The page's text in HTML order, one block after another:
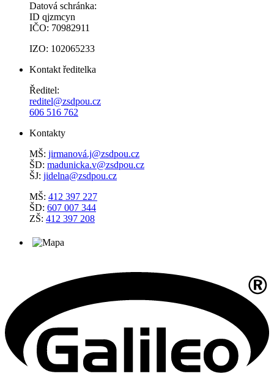
Datová schránka:
ID qjzmcyn
IČO: 70982911
IZO: 102065233
Kontakt ředitelka
Ředitel:
reditel@zsdpou.cz
606 516 762
Kontakty
MŠ: jirmanová.j@zsdpou.cz
ŠD: madunicka.v@zsdpou.cz
ŠJ: jidelna@zsdpou.cz
MŠ: 412 397 227
ŠD: 607 007 344
ZŠ: 412 397 208